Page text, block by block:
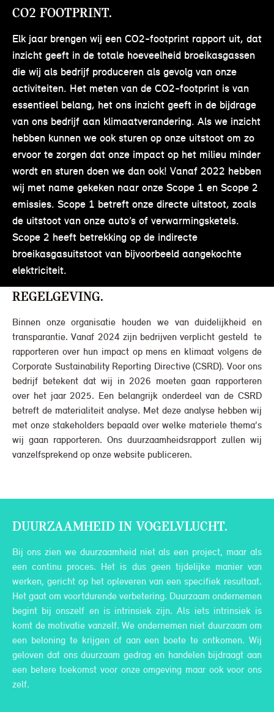
CO2 FOOTPRINT.
Elk jaar brengen wij een CO2-footprint rapport uit, dat
inzicht geeft in de totale hoeveelheid broeikasgassen
die wij als bedrijf produceren als gevolg van onze
activiteiten. Het meten van de CO2-footprint is van
essentieel belang, het ons inzicht geeft in de bijdrage
van ons bedrijf aan klimaatverandering. Als we inzicht
hebben kunnen we ook sturen op onze uitstoot om zo
ervoor te zorgen dat onze impact op het milieu minder
wordt en sturen doen we dan ook! Vanaf 2022 hebben
wij met name gekeken naar onze Scope 1 en Scope 2
emissies. Scope 1 betreft onze directe uitstoot, zoals
de uitstoot van onze auto’s of verwarmingsketels.
Scope 2 heeft betrekking op de indirecte
broeikasgasuitstoot van bijvoorbeeld aangekochte
elektriciteit.
REGELGEVING.
Binnen onze organisatie houden we van duidelijkheid en
transparantie. Vanaf 2024 zijn bedrijven verplicht gesteld te
rapporteren over hun impact op mens en klimaat volgens de
Corporate Sustainability Reporting Directive (CSRD). Voor ons
bedrijf betekent dat wij in 2026 moeten gaan rapporteren
over het jaar 2025. Een belangrijk onderdeel van de CSRD
betreft de materialiteit analyse. Met deze analyse hebben wij
met onze stakeholders bepaald over welke materiele thema’s
wij gaan rapporteren. Ons duurzaamheidsrapport zullen wij
vanzelfsprekend op onze website publiceren.
DUURZAAMHEID IN VOGELVLUCHT.
Bij ons zien we duurzaamheid niet als een project, maar als
een continu proces. Het is dus geen tijdelijke manier van
werken, gericht op het opleveren van een specifiek resultaat.
Het gaat om voortdurende verbetering. Duurzaam ondernemen
begint bij onszelf en is intrinsiek zijn. Als iets intrinsiek is
komt de motivatie vanzelf. We ondernemen niet duurzaam om
een beloning te krijgen of aan een boete te ontkomen. Wij
geloven dat ons duurzaam gedrag en handelen bijdraagt aan
een betere toekomst voor onze omgeving maar ook voor ons
zelf.